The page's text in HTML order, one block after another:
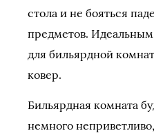
стола и не бояться
предметов.
для бильярдной
ковер.
Бильярдная комната
немного